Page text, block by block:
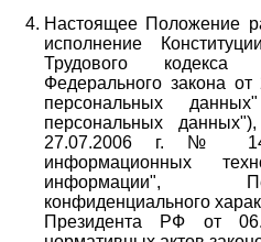
Настоящее Положение
исполнение
Трудового кодекса
Федерального закона
персональных
персональных
27.07.2006 г. №
информационных
информации",
конфиденциального
Президента РФ от